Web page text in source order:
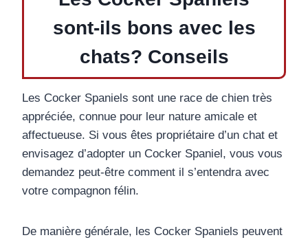
sont-ils bons avec les
chats? Conseils
Les Cocker Spaniels sont une race de chien très
appréciée, connue pour leur nature amicale et
affectueuse. Si vous êtes propriétaire d’un chat et
envisagez d’adopter un Cocker Spaniel, vous vous
demandez peut-être comment il s’entendra avec
votre compagnon félin.
De manière générale, les Cocker Spaniels peuvent